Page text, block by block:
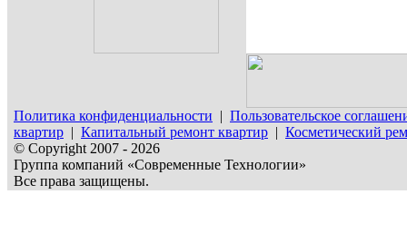
Политика конфиденциальности | Пользовательское
квартир | Капитальный ремонт квартир | Косметический
© Copyright 2007 - 2026
Группа компаний «Современные Технологии»
Все права защищены.